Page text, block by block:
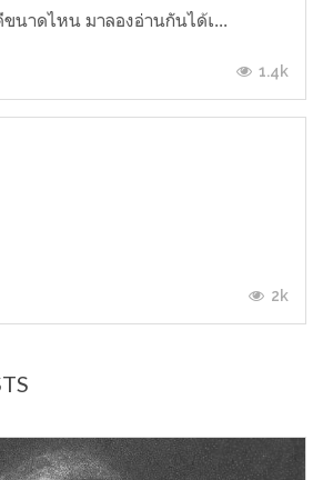
ขนาดไหน มาลองอ่านกันได้เ...
1.4k
2k